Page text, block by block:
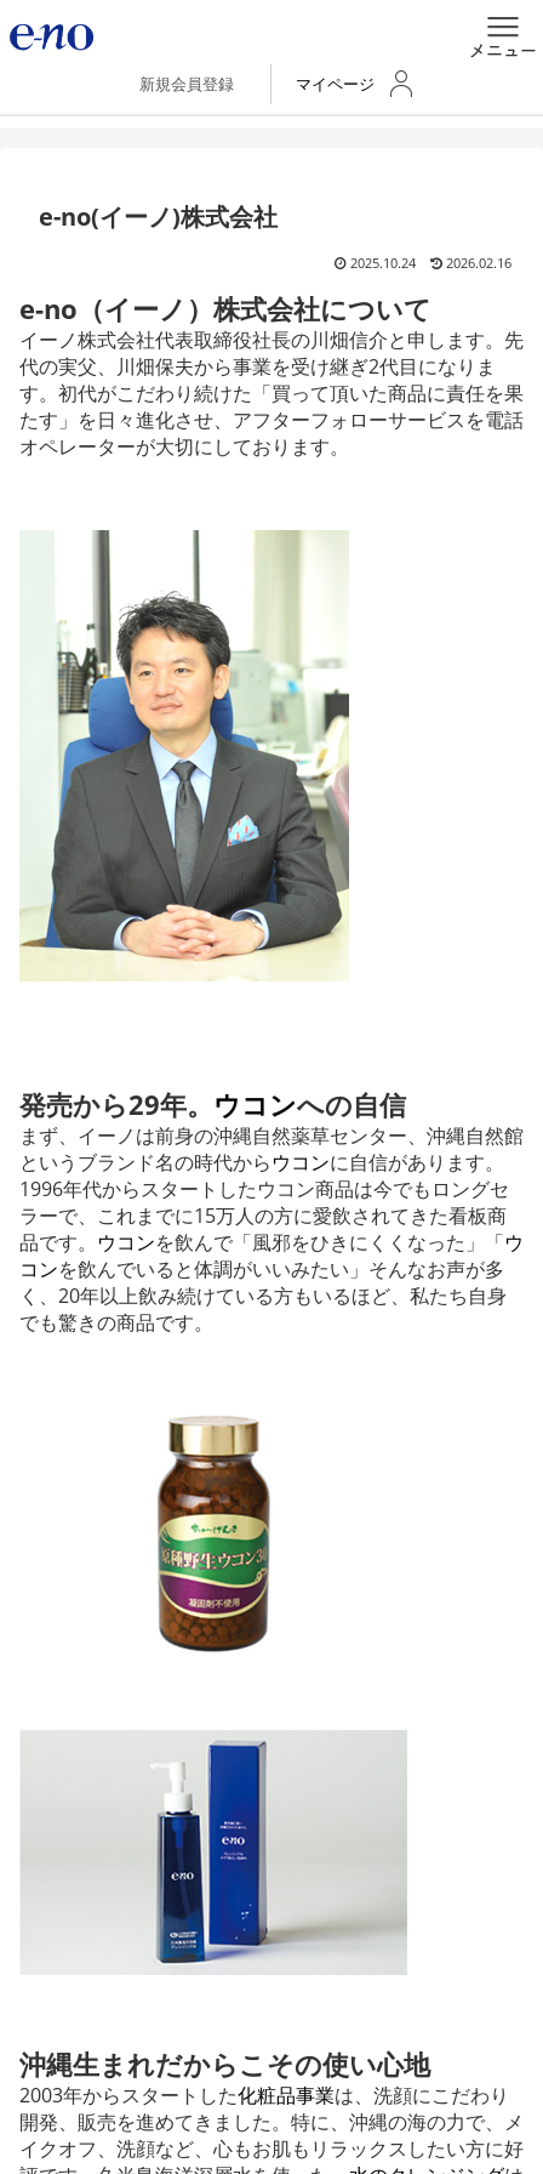
新規会員登録 マイページ
e-no(イーノ)株式会社
2025.10.24 2026.02.16
e-no（イーノ）株式会社について
イーノ株式会社代表取締役社長の川畑信介と申します。先
代の実父、川畑保夫から事業を受け継ぎ2代目になりま
す。初代がこだわり続けた「買って頂いた商品に責任を果
たす」を日々進化させ、アフターフォローサービスを電話
オペレーターが大切にしております。
発売から29年。 ウコンへの自信
まず、イーノは前身の沖縄自然薬草センター、沖縄自然館
というブランド名の時代からウコンに自信があります。
1996年代からスタートしたウコン商品は今でもロングセ
ラーで、これまでに15万人の方に愛飲されてきた看板商
品です。 ウコンを飲んで「風邪をひきにくくなった」「ウ
コンを飲んでいると体調がいいみたい」そんなお声が多
く、20年以上飲み続けている方もいるほど、私たち自身
でも驚きの商品です。
沖縄生まれだからこその使い心地
2003年からスタートした化粧品事業は、洗顔にこだわり
開発、販売を進めてきました。特に、沖縄の海の力で、メ
イクオフ、洗顔など、心もお肌もリラックスしたい方に好